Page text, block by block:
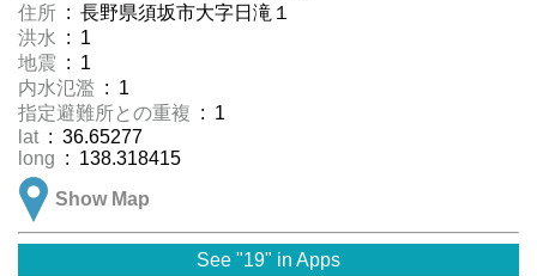
住所 : 長野県須坂市大字日滝１
洪水
: 1
地震 : 1
内水氾濫 : 1
指定避難所との重複 : 1
lat : 36.65277
long : 138.318415
Show Map
See "19" in Apps